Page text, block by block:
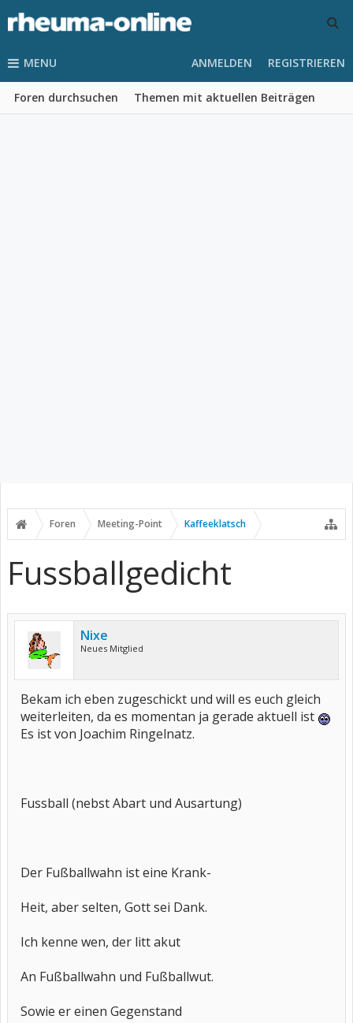
MENU
Foren durchsuchen Themen mit aktuellen Beiträgen
ANMELDEN REGISTRIEREN
Foren Meeting-Point Kaffeeklatsch
Fussballgedicht
Nixe
Neues Mitglied
Bekam ich eben zugeschickt und will es euch gleich
weiterleiten, da es momentan ja gerade aktuell ist
Es ist von Joachim Ringelnatz.
Fussball (nebst Abart und Ausartung)
Der Fußballwahn ist eine Krank-
Heit, aber selten, Gott sei Dank.
Ich kenne wen, der litt akut
An Fußballwahn und Fußballwut.
Sowie er einen Gegenstand